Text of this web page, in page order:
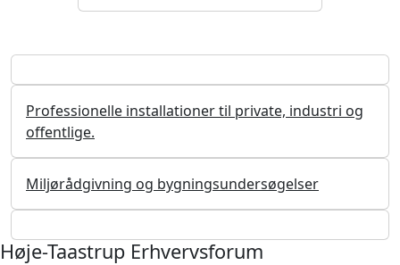
Professionelle installationer til private, industri og
offentlige.
Miljørådgivning og bygningsundersøgelser
Høje-Taastrup Erhvervsforum